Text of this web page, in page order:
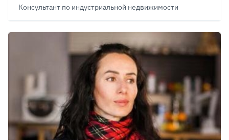
Консультант по индустриальной недвижимости